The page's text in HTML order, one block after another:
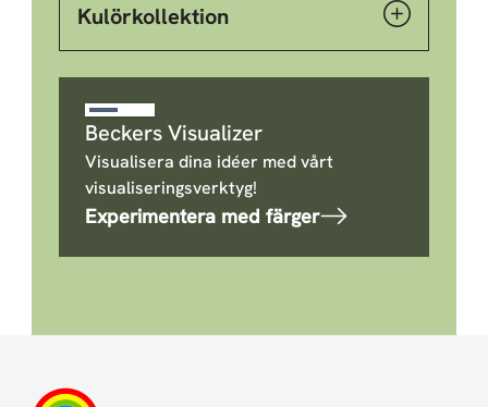
Kulörkollektion
Beckers Visualizer
Visualisera dina idéer med vårt
visualiseringsverktyg!
Experimentera med färger